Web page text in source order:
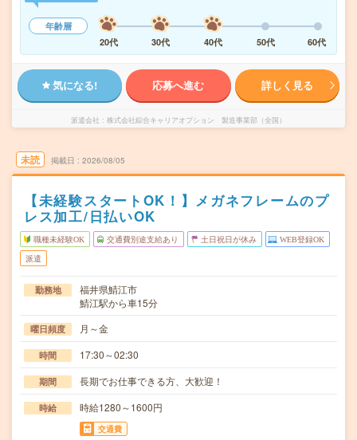
年齢層
20代
30代 40代 50代 60代
気になる! 応募へ進む 詳しく見る
派遣会社 株式会社綜合キャリアオプション 製造事業部（全国）
未読 掲載日 2026/08/05
【未経験スタートOK！】メガネフレームのプ
レス加工/日払いOK
職種未経験OK 交通費別途支給あり 土日祝日が休み WEB登録OK
派遣
勤務地
福井県鯖江市
鯖江駅から車15分
曜日頻度 月～金
時間 17:30～02:30
期間 長期でお仕事できる方、大歓迎！
時給 時給1280～1600円
交通費